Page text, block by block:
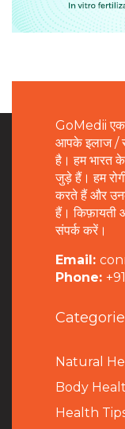
GoMedii एक
आपके इलाज /
है। हम भारत
जुड़े हैं। हम
करते हैं और
हैं। किफ़ायती
संपर्क करें।
Email:
Phone:
Natural
Body
Health